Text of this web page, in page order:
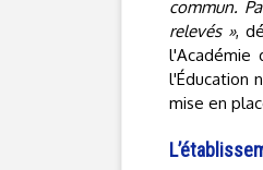
commun.
relevés »,
l'Académie
l'Éducation
mise en